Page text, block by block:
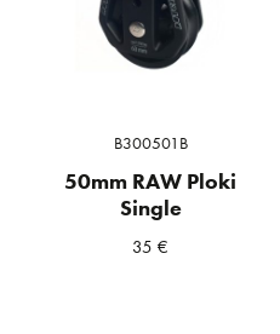
B300501B
50mm RAW Ploki
Single
35€